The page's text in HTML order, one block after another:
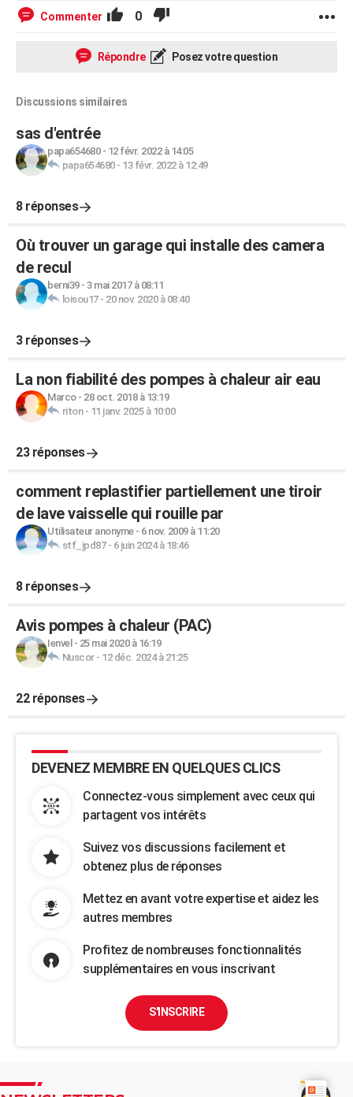
Commenter 0
Répondre Posez votre question
Discussions similaires
sas d'entrée
papa654680- 12 févr. 2022 à 14:05
papa654680- 13 févr. 2022 à 12:49
8 réponses
Où trouver un garage qui installe des camera
de recul
berni39- 3 mai 2017 à 08:11
loisou17- 20 nov. 2020 à 08:40
3 réponses
La non fiabilité des pompes à chaleur air eau
Marco- 28 oct. 2018 à 13:19
riton- 11 janv. 2025 à 10:00
23 réponses
comment replastifier partiellement une tiroir
de lave vaisselle qui rouille par
Utilisateur anonyme- 6 nov. 2009 à 11:20
stf_jpd87- 6 juin 2024 à 18:46
8 réponses
Avis pompes à chaleur (PAC)
Ienvel - 25 mai 2020 à 16:19
Nuscor- 12 déc. 2024 à 21:25
22 réponses
DEVENEZ MEMBRE EN QUELQUES CLICS
Connectez-vous simplement avec ceux qui
partagent vos intérêts
Suivez vos discussions facilement et
obtenez plus de réponses
Mettez en avant votre expertise et aidez les
autres membres
Profitez de nombreuses fonctionnalités
supplémentaires en vous inscrivant
S'INSCRIRE